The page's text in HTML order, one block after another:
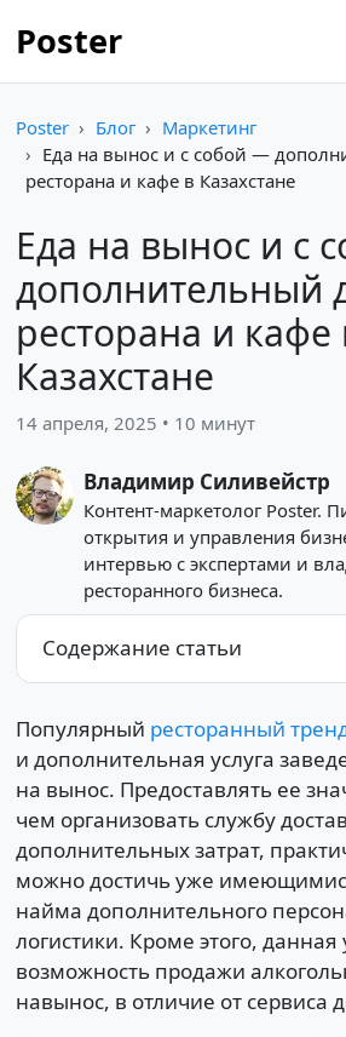
Poster
Poster Блог
Маркетинг
Еда на вынос и с собой —
ресторана и кафе в Казахстане
Еда на вынос и с
дополнительный
ресторана и кафе
Казахстане
14 апреля, 2025 • 10 минут
Владимир Силивейстр
Контент-маркетолог Poster.
открытия и управления
интервью с экспертами и
ресторанного бизнеса.
Содержание статьи
Популярный ресторанный
и дополнительная услуга
на вынос. Предоставлять ее
чем организовать службу
дополнительных затрат,
можно достичь уже
найма дополнительного
логистики. Кроме этого, данная
возможность продажи
навынос, в отличие от сервиса